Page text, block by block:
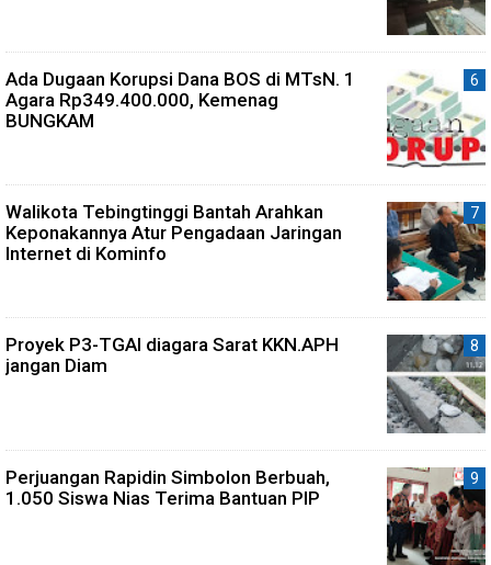
Ada Dugaan Korupsi Dana BOS di MTsN. 1
Agara Rp349.400.000, Kemenag
BUNGKAM
Walikota Tebingtinggi Bantah Arahkan
Keponakannya Atur Pengadaan Jaringan
Internet di Kominfo
Proyek P3-TGAI diagara Sarat KKN.APH
jangan Diam
Perjuangan Rapidin Simbolon Berbuah,
1.050 Siswa Nias Terima Bantuan PIP